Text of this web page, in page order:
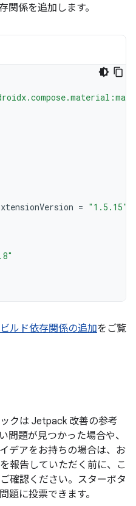
関係を追加します。
= "1.5.15"
ビルド依存関係の追加をご覧
クは Jetpack 改善の参考
問題が見つかった場合や、
デアをお持ちの場合は、お
報告していただく前に、こ
確認ください。スターボタ
題に投票できます。